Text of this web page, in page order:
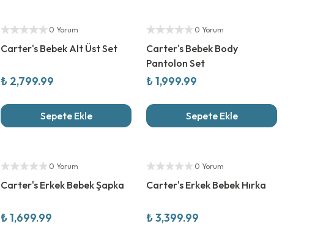
0 Yorum
Carter's Bebek Alt Üst Set
₺ 2,799.99
Sepete Ekle
0 Yorum
Carter's Bebek Body
Pantolon Set
₺ 1,999.99
Sepete Ekle
0 Yorum
Carter's Erkek Bebek Şapka
₺ 1,699.99
0 Yorum
Carter's Erkek Bebek Hırka
₺ 3,399.99